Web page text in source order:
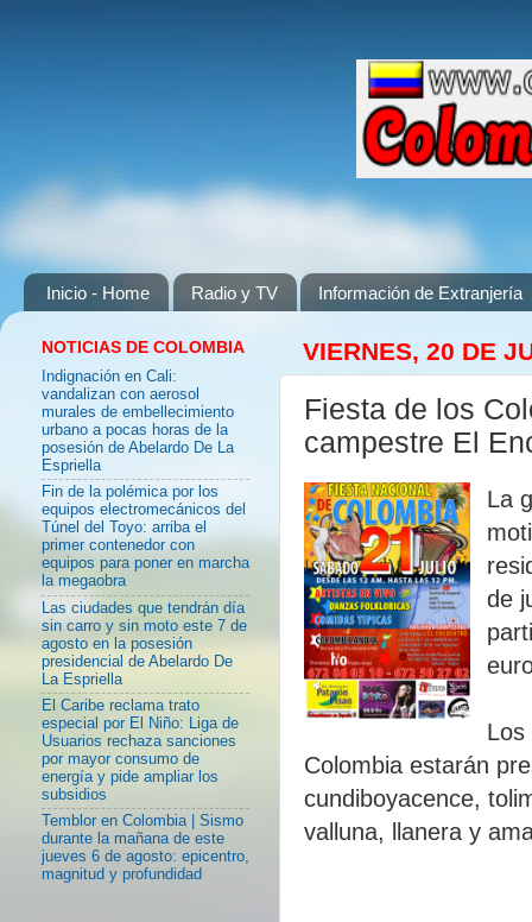
Inicio - Home Radio y TV Información de Extranjería
VIERNES, 20 DE
Fiesta de los
campestre El
La
de
Los
Colombia estarán
cundiboyacence,
valluna, llanera y
NOTICIAS DE COLOMBIA
Indignación en Cali:
vandalizan con aerosol
murales de embellecimiento
urbano a pocas horas de la
posesión de Abelardo De La
Espriella
Fin de la polémica por los
equipos electromecánicos del
Túnel del Toyo: arriba el
primer contenedor con
equipos para poner en marcha
la megaobra
Las ciudades que tendrán día
sin carro y sin moto este 7 de
agosto en la posesión
presidencial de Abelardo De
La Espriella
El Caribe reclama trato
especial por El Niño: Liga de
Usuarios rechaza sanciones
por mayor consumo de
energía y pide ampliar los
subsidios
Temblor en Colombia | Sismo
durante la mañana de este
jueves 6 de agosto: epicentro,
magnitud y profundidad